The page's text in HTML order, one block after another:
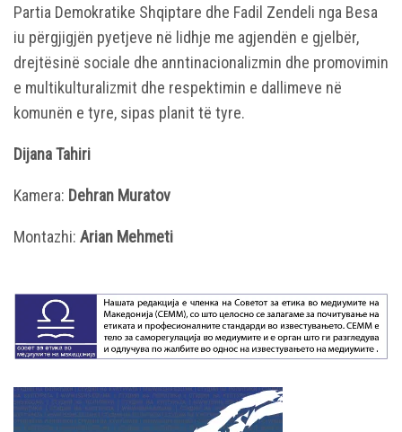
Partia Demokratike Shqiptare dhe Fadil Zendeli nga Besa
iu përgjigjën pyetjeve në lidhje me agjendën e gjelbër,
drejtësinë sociale dhe anntinacionalizmin dhe promovimin
e multikulturalizmit dhe respektimin e dallimeve në
komunën e tyre, sipas planit të tyre.
Dijana Tahiri
Kamera: Dehran Muratov
Montazhi: Arian Mehmeti